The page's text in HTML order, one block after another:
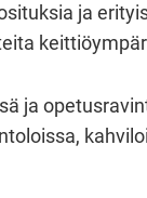
ja
ja